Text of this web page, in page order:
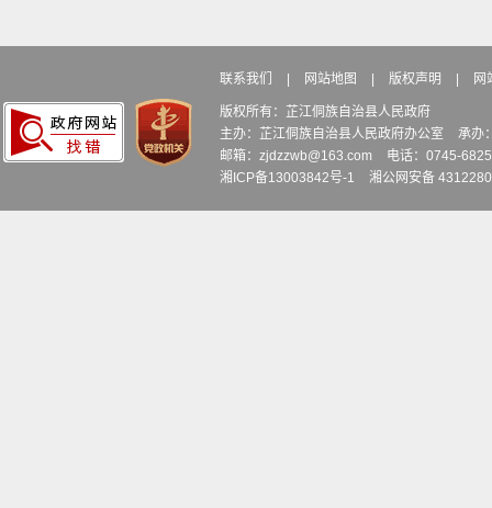
联系我们 网站地图 版权声明 网
版权所有：芷江侗族自治县人民政府
主办：芷江侗族自治县人民政府办公室
承办
邮箱：zjdzzwb@163.com
电话：0745-
湘ICP备13003842号-1
湘公网安备